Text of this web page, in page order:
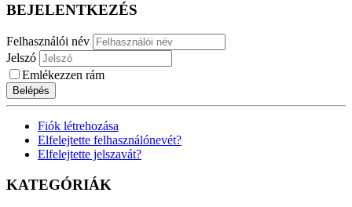
BEJELENTKEZÉS
Felhasználói név
Jelszó
Emlékezzen rám
Belépés
Fiók létrehozása
Elfelejtette felhasználónevét?
Elfelejtette jelszavát?
KATEGÓRIÁK